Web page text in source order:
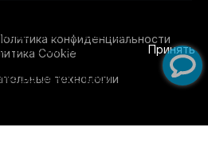
конфиденциальности
Cookie
технологии
использовать
с использованием
дополнительной
Принять